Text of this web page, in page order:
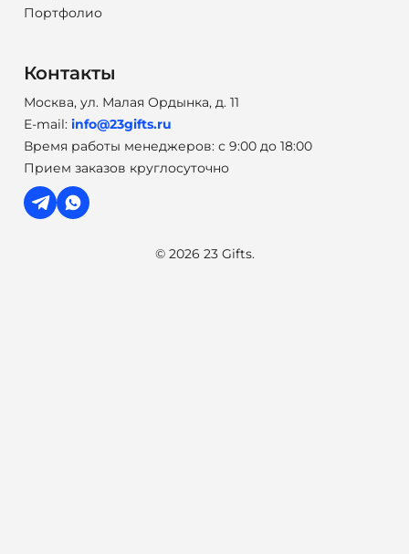
Портфолио
Контакты
Москва, ул. Малая Ордынка, д. 11
E-mail: info@23gifts.ru
Время работы менеджеров: с 9:00 до 18:00
Прием заказов круглосуточно
© 2026 23 Gifts.